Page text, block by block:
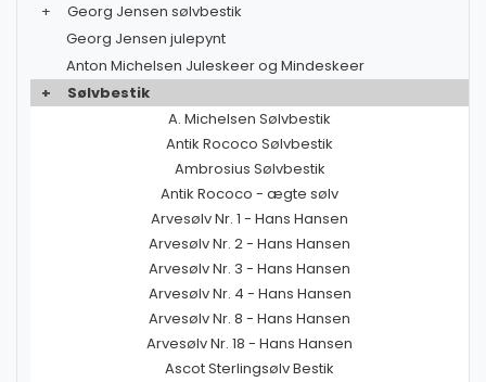
+
Georg Jensen sølvbestik
Georg Jensen julepynt
Anton Michelsen Juleskeer og Mindeskeer
+
Sølvbestik
A. Michelsen Sølvbestik
Antik Rococo Sølvbestik
Ambrosius Sølvbestik
Antik Rococo - ægte sølv
Arvesølv Nr. 1 - Hans Hansen
Arvesølv Nr. 2 - Hans Hansen
Arvesølv Nr. 3 - Hans Hansen
Arvesølv Nr. 4 - Hans Hansen
Arvesølv Nr. 8 - Hans Hansen
Arvesølv Nr. 18 - Hans Hansen
Ascot Sterlingsølv Bestik